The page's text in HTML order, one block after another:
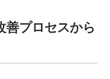
善プロセスから